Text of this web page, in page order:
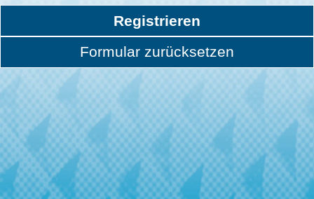
Registrieren
Formular zurücksetzen